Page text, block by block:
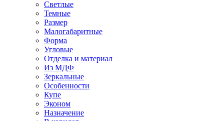
Светлые
Темные
Размер
Малогабаритные
Форма
Угловые
Отделка и материал
Из МДФ
Зеркальные
Особенности
Купе
Эконом
Назначение